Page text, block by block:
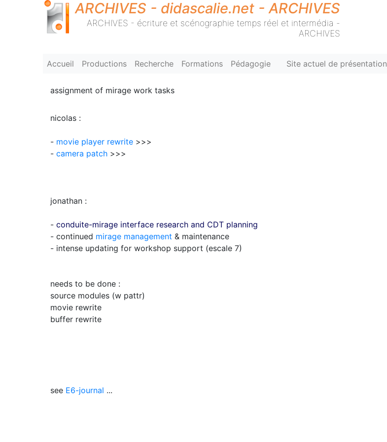
ARCHIVES - didascalie.net - ARCHIVES
ARCHIVES - écriture et scénographie temps réel et intermédia -
ARCHIVES
Accueil Productions Recherche Formations Pédagogie Site actuel de présentation
assignment of mirage work tasks
nicolas :
- movie player rewrite >>>
- camera patch >>>
jonathan :
- conduite-mirage interface research and CDT planning
- continued mirage management & maintenance
- intense updating for workshop support (escale 7)
needs to be done :
source modules (w pattr)
movie rewrite
buffer rewrite
see E6-journal ...